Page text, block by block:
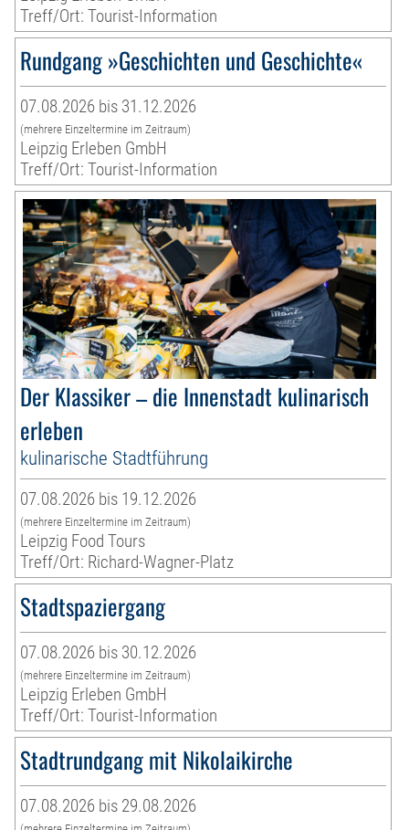
Treff/Ort: Tourist-Information
Rundgang »Geschichten und Geschichte«
07.08.2026 bis 31.12.2026
(mehrere Einzeltermine im Zeitraum)
Leipzig Erleben GmbH
Treff/Ort: Tourist-Information
Der Klassiker – die Innenstadt kulinarisch
erleben
kulinarische Stadtführung
07.08.2026 bis 19.12.2026
(mehrere Einzeltermine im Zeitraum)
Leipzig Food Tours
Treff/Ort: Richard-Wagner-Platz
Stadtspaziergang
07.08.2026 bis 30.12.2026
(mehrere Einzeltermine im Zeitraum)
Leipzig Erleben GmbH
Treff/Ort: Tourist-Information
Stadtrundgang mit Nikolaikirche
07.08.2026 bis 29.08.2026